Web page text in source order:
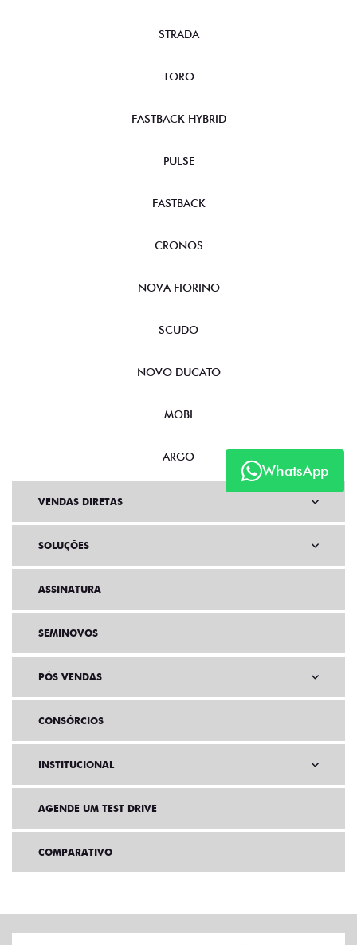
WhatsApp
STRADA
TORO
FASTBACK HYBRID
PULSE
FASTBACK
CRONOS
NOVA FIORINO
SCUDO
NOVO DUCATO
MOBI
ARGO
VENDAS DIRETAS
SOLUÇÕES
ASSINATURA
SEMINOVOS
PÓS VENDAS
CONSÓRCIOS
INSTITUCIONAL
AGENDE UM TEST DRIVE
COMPARATIVO